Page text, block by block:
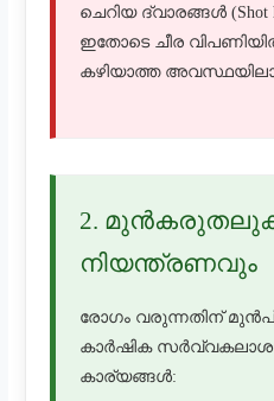
ചെറിയ ദ്വാരങ്ങൾ (Shot
ഇതോടെ ചീര
കഴിയാത്ത
2.
നിയന്ത്രണവും
രോഗം വരുന്നതിന്
കാർഷിക
കാര്യങ്ങൾ: